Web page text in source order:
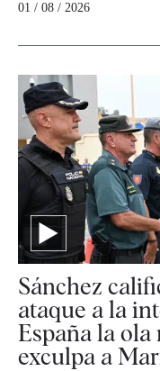
01 / 08 / 2026
Sánchez
ataque a la
España la
exculpa a